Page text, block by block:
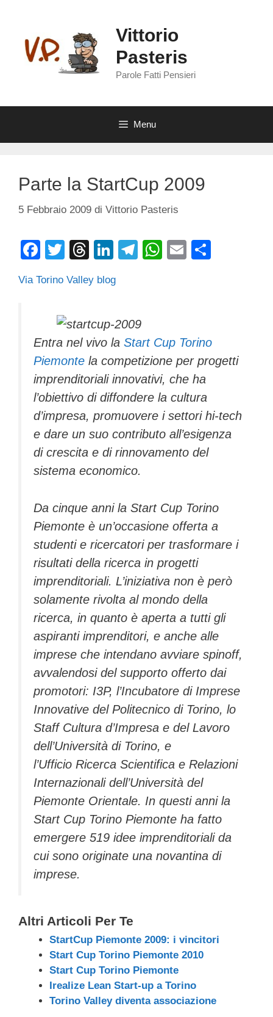
contenuto
Vittorio
Pasteris
Parole Fatti Pensieri
Menu
Parte la StartCup 2009
5 Febbraio 2009 di Vittorio Pasteris
F
c
o
o
k
T
tt
T
e
d
s
Li
k
dI
n
T
a
m
W
p
p
E
di
Via Torino Valley blog
Entra nel vivo la Start Cup Torino
Piemonte la competizione per progetti
imprenditoriali innovativi, che ha
l’obiettivo di diffondere la cultura
d’impresa, promuovere i settori hi-tech
e dare un suo contributo all’esigenza
di crescita e di rinnovamento del
sistema economico.
Da cinque anni la Start Cup Torino
Piemonte è un’occasione offerta a
studenti e ricercatori per trasformare i
risultati della ricerca in progetti
imprenditoriali. L’iniziativa non è però
solamente rivolta al mondo della
ricerca, in quanto è aperta a tutti gli
aspiranti imprenditori, e anche alle
imprese che intendano avviare spinoff,
avvalendosi del supporto offerto dai
promotori: I3P, l’Incubatore di Imprese
Innovative del Politecnico di Torino, lo
Staff Cultura d’Impresa e del Lavoro
dell’Università di Torino, e
l’Ufficio Ricerca Scientifica e Relazioni
Internazionali dell’Università del
Piemonte Orientale. In questi anni la
Start Cup Torino Piemonte ha fatto
emergere 519 idee imprenditoriali da
cui sono originate una novantina di
imprese.
Altri Articoli Per Te
StartCup Piemonte 2009: i vincitori
Start Cup Torino Piemonte 2010
Start Cup Torino Piemonte
Irealize Lean Start-up a Torino
Torino Valley diventa associazione